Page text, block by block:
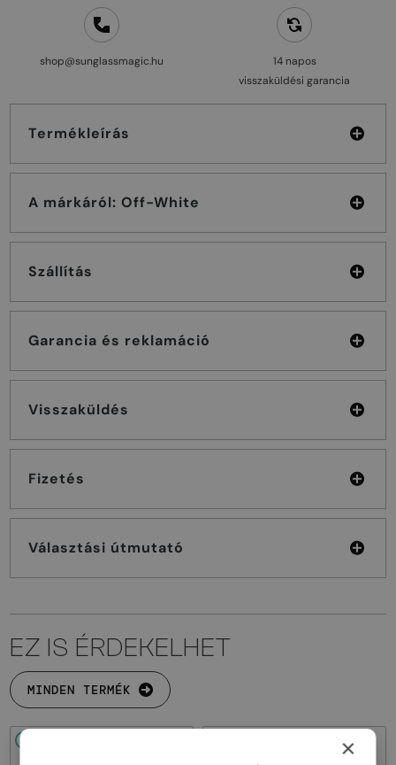
shop@sunglassmagic.hu
14 napos
visszaküldési garancia
Termékleírás
A márkáról: Off-White
Szállítás
Garancia és reklamáció
Visszaküldés
Fizetés
Választási útmutató
EZ IS ÉRDEKELHET
MINDEN TERMÉK
×